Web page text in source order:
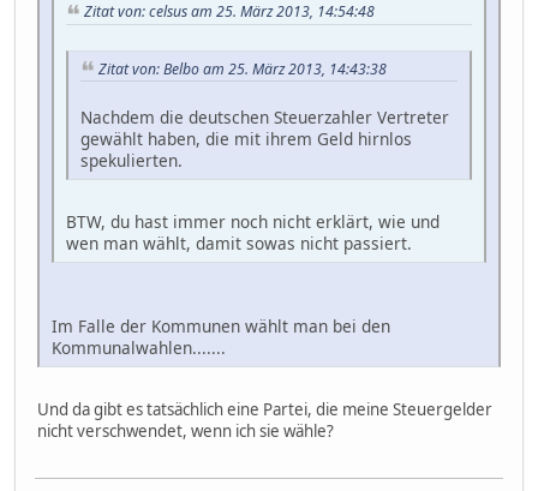
Zitat von: celsus am 25. März 2013, 14:54:48
Zitat von: Belbo am 25. März 2013, 14:43:38
Nachdem die deutschen Steuerzahler Vertreter
gewählt haben, die mit ihrem Geld hirnlos
spekulierten.
BTW, du hast immer noch nicht erklärt, wie und
wen man wählt, damit sowas nicht passiert.
Im Falle der Kommunen wählt man bei den
Kommunalwahlen.......
Und da gibt es tatsächlich eine Partei, die meine Steuergelder
nicht verschwendet, wenn ich sie wähle?